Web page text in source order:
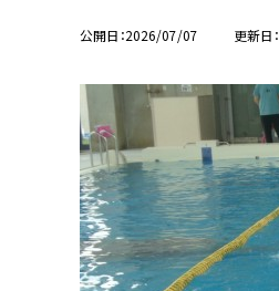
公開日 2026/07/07 更新日